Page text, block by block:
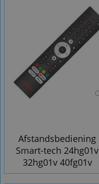
Afstandsbediening
Smart-tech 24hg01v
32hg01v 40fg01v